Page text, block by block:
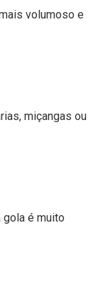
volumoso e
miçangas ou
é muito